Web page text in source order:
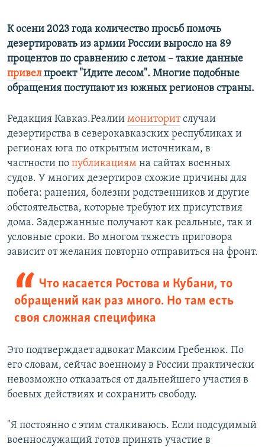
К осени 2023 года количество просьб помочь
дезертировать из армии России выросло на 89
процентов по сравнению с летом – такие данные
привелпроект "Идите лесом". Многие подобные
обращения поступают из южных регионов страны.
Редакция Кавказ.Реалии мониторитслучаи
дезертирства в северокавказских республиках и
регионах юга по открытым источникам, в
частности по публикациям на сайтах военных
судов. У многих дезертиров схожие причины для
побега: ранения, болезни родственников и другие
обстоятельства, которые требуют их присутствия
дома. Задержанные получают как реальные, так и
условные сроки. Во многом тяжесть приговора
зависит от желания повторно отправиться на фронт.
Что касается Ростова и Кубани, то
обращений как раз много. Но там есть
своя сложная специфика
Это подтверждает адвокат Максим Гребенюк. По
его словам, сейчас военному в России практически
невозможно отказаться от дальнейшего участия в
боевых действиях и сохранить свободу.
"Я постоянно с этим сталкиваюсь. Если подсудимый
военнослужащий готов принять участие в